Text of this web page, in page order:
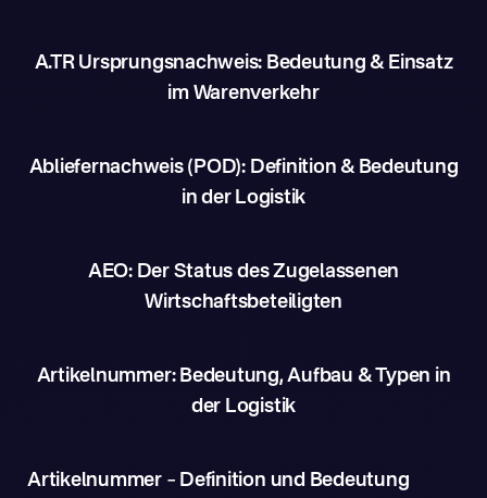
A.TR Ursprungsnachweis: Bedeutung & Einsatz
im Warenverkehr
Abliefernachweis (POD): Definition & Bedeutung
in der Logistik
AEO: Der Status des Zugelassenen
Wirtschaftsbeteiligten
Artikelnummer: Bedeutung, Aufbau & Typen in
der Logistik
Artikelnummer – Definition und Bedeutung